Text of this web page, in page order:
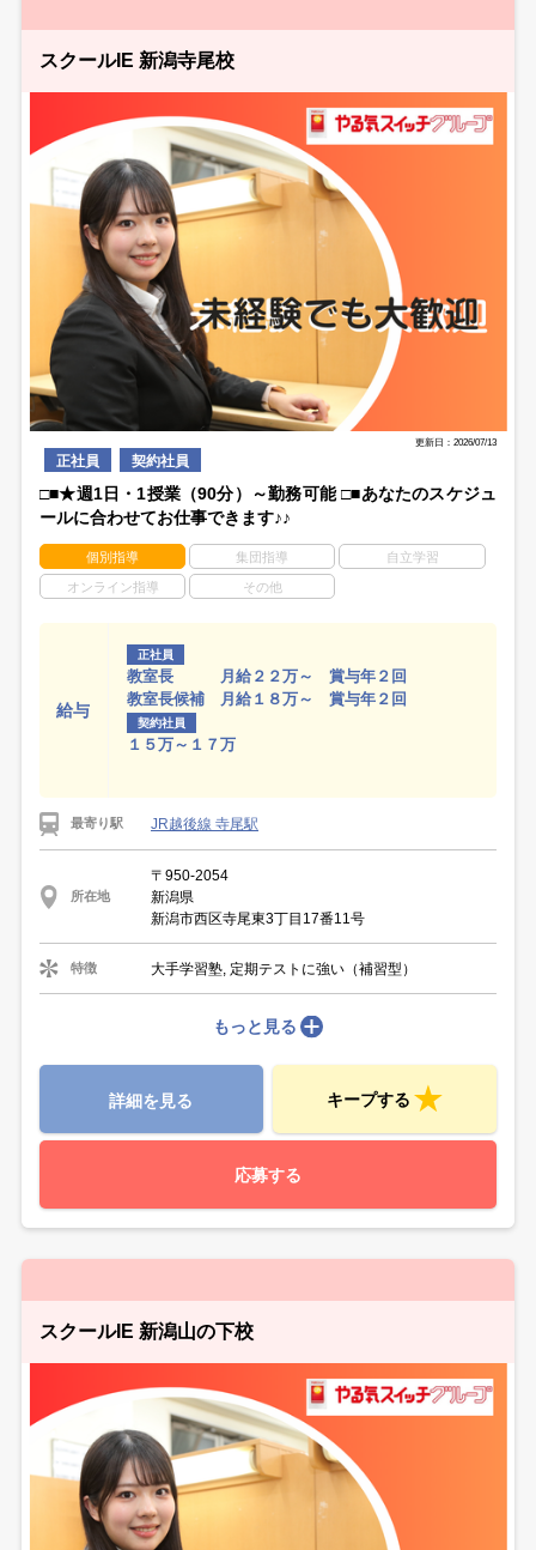
スクールIE 新潟寺尾校
更新日：2026/07/13
正社員 契約社員
□■★週1日・1授業（90分）～勤務可能 □■あなたのスケジュ
ールに合わせてお仕事できます♪♪
個別指導 集団指導 自立学習
オンライン指導 その他
給与
正社員
教室長 月給２２万～ 賞与年２回
教室長候補 月給１８万～ 賞与年２回
契約社員
１５万～１７万
最寄り駅 JR越後線 寺尾駅
所在地
〒950-2054
新潟県
新潟市西区寺尾東3丁目17番11号
特徴 大手学習塾, 定期テストに強い（補習型）
もっと見る
詳細を見る キープする
応募する
スクールIE 新潟山の下校